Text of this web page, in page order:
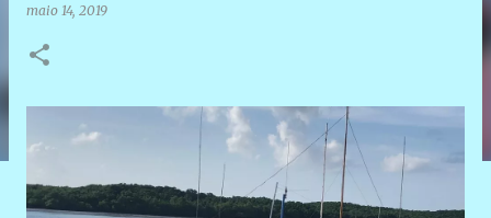
maio 14, 2019